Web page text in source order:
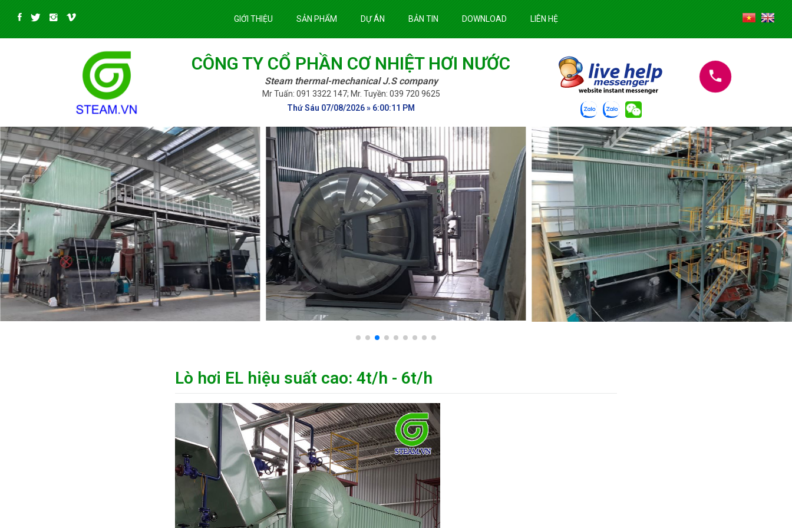
GIỚI THIỆU SẢN PHẨM DỰ ÁN BẢN TIN DOWNLOAD LIÊN HỆ
CÔNG TY CỔ PHẦN CƠ NHIỆT HƠI NƯỚC
Steam thermal-mechanical J.S company
Mr Tuấn: 091 3322 147; Mr. Tuyền: 039 720 9625
Thứ Sáu 07/08/2026 » 6:00:12 PM
Lò hơi EL hiệu suất cao: 4t/h - 6t/h